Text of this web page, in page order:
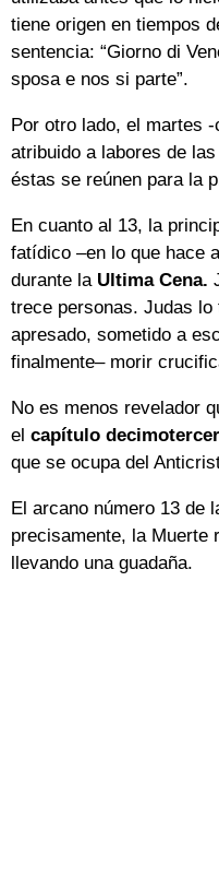
tiene origen en tiempos
sentencia: “Giorno di
sposa e nos si parte”.
Por otro lado, el martes
atribuido a labores de
éstas se reúnen para la
En cuanto al 13, la
fatídico –en lo que hace
durante la Ultima Cena.
trece personas. Judas
apresado, sometido a
finalmente– morir
No es menos revelador
el capítulo
que se ocupa del
El arcano número 13 de
precisamente, la Muerte
llevando una guadaña.